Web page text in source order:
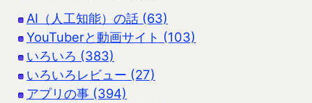
AI（人工知能）の話 (63)
YouTuberと動画サイト (103)
いろいろ (383)
いろいろレビュー (27)
アプリの事 (394)